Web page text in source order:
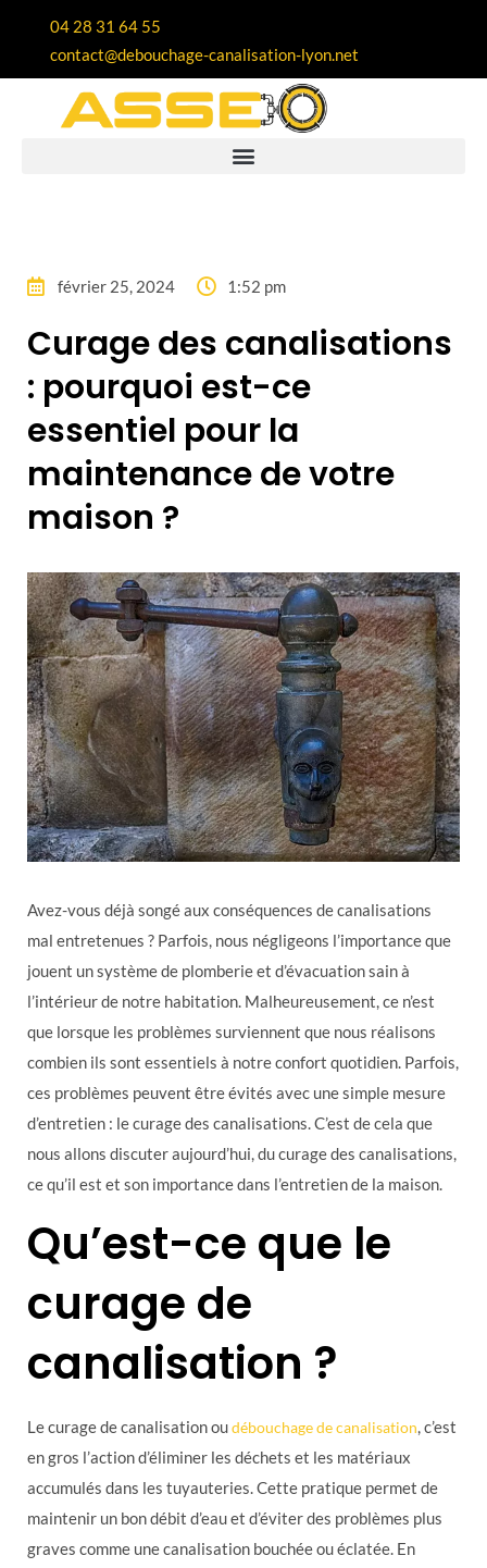
04 28 31 64 55
contact@debouchage-canalisation-lyon.net
février 25, 2024 1:52 pm
Curage des canalisations
: pourquoi est-ce
essentiel pour la
maintenance de votre
maison ?
Avez-vous déjà songé aux conséquences de canalisations
mal entretenues ? Parfois, nous négligeons l’importance que
jouent un système de plomberie et d’évacuation sain à
l’intérieur de notre habitation. Malheureusement, ce n’est
que lorsque les problèmes surviennent que nous réalisons
combien ils sont essentiels à notre confort quotidien. Parfois,
ces problèmes peuvent être évités avec une simple mesure
d’entretien : le curage des canalisations. C’est de cela que
nous allons discuter aujourd’hui, du curage des canalisations,
ce qu’il est et son importance dans l’entretien de la maison.
Qu’est-ce que le
curage de
canalisation ?
Le curage de canalisation oudébouchage de canalisation, c’est
en gros l’action d’éliminer les déchets et les matériaux
accumulés dans les tuyauteries. Cette pratique permet de
maintenir un bon débit d’eau et d’éviter des problèmes plus
graves comme une canalisation bouchée ou éclatée. En